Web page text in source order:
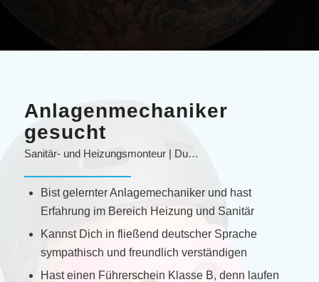
Anlagenmechaniker
gesucht
Sanitär- und Heizungsmonteur | Du…
Bist gelernter Anlagemechaniker und hast
Erfahrung im Bereich Heizung und Sanitär
Kannst Dich in fließend deutscher Sprache
sympathisch und freundlich verständigen
Hast einen Führerschein Klasse B, denn laufen